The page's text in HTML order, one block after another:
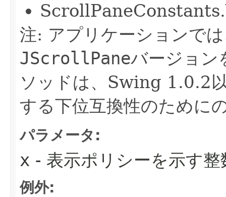
注: アプリケーションで
JScrollPaneバージョン
ソッドは、Swing 1.0.2
する下位互換性のために
パラメータ:
x - 表示ポリシーを示す整
例外: